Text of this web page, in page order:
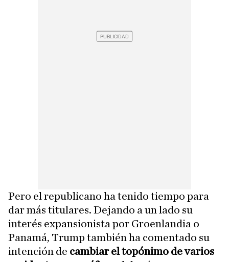
Pero el republicano ha tenido tiempo para
dar más titulares. Dejando a un lado su
interés expansionista por Groenlandia o
Panamá, Trump también ha comentado su
intención de cambiar el topónimo de varios